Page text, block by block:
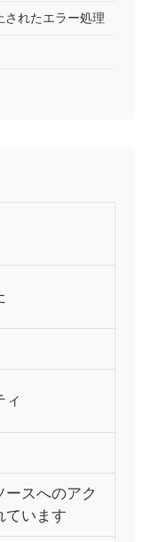
ーラー
されたエラー処理
ィ
ースへのアク
ています